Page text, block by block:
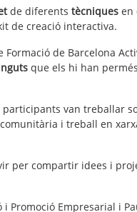
de diferents tècniques en
de creació interactiva.
Formació de Barcelona
que els hi han
participants van treballar
i treball en
per compartir idees i
i Promoció Empresarial i